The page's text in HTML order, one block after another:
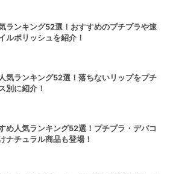
ランキング52選！おすすめのプチプラや速
ルポリッシュを紹介！
気ランキング52選！落ちないリップをプチ
別に紹介！
め人気ランキング52選！プチプラ・デパコ
ナチュラル商品も登場！